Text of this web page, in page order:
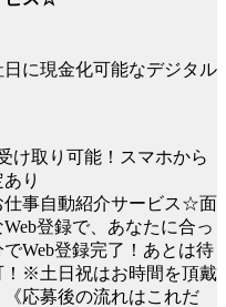
に現金化可能なデジタル
け取り可能！スマホから
り
事自動紹介サービス☆面
登録で、あなたに合っ
Web登録完了！あとは待
！※土日祝はお時間を頂戴
応募後の流れはこれだ